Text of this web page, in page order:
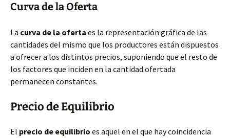
Curva de la Oferta
La curva de la oferta es la representación gráfica de las
cantidades del mismo que los productores están dispuestos
a ofrecer a los distintos precios, suponiendo que el resto de
los factores que inciden en la cantidad ofertada
permanecen constantes.
Precio de Equilibrio
El precio de equilibrio es aquel en el que hay coincidencia